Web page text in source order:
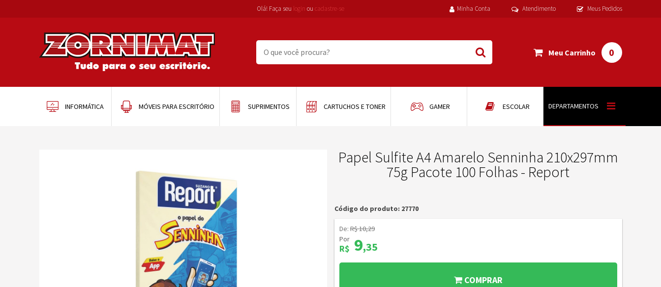
Olá! Faça seu login ou cadastre-se Minha Conta Atendimento Meus Pedidos
Meu Carrinho 0
INFORMÁTICA MÓVEIS PARA ESCRITÓRIO SUPRIMENTOS CARTUCHOS E TONER GAMER ESCOLAR DEPARTAMENTOS
Papel Sulfite A4 Amarelo Senninha 210x297mm
75g Pacote 100 Folhas - Report
Código do produto: 27770
De:R$ 10,29
Por
R$ 9,35
COMPRAR